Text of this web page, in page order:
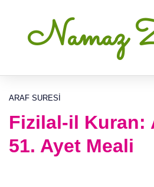
Namaz
ARAF SURESI
Fizilal-il Kuran:
51. Ayet Meali